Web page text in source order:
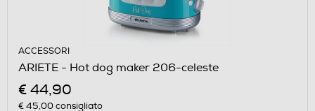
ACCESSORI
ARIETE - Hot dog maker 206-celeste
€ 44,90
€ 45,00consigliato